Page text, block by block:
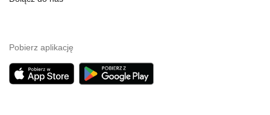
Pobierz aplikację